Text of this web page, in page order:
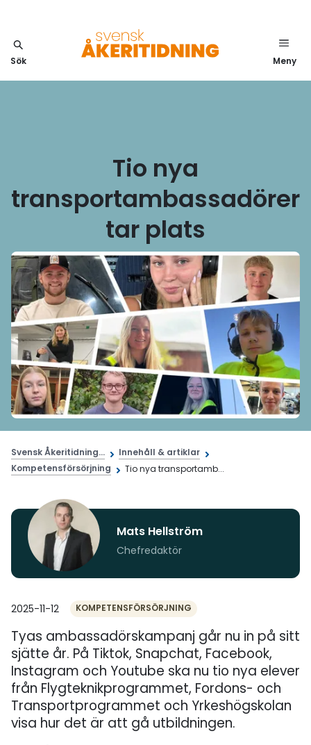
Sök Meny
Tio nya
transportambassadörer
tar plats
Svensk Åkeritidning...
Innehåll & artiklar
Kompetensförsörjning
Tio nya transportamb...
Mats Hellström
Chefredaktör
2025-11-12 KOMPETENSFÖRSÖRJNING
Tyas ambassadörskampanj går nu in på sitt
sjätte år. På Tiktok, Snapchat, Facebook,
Instagram och Youtube ska nu tio nya elever
från Flygteknikprogrammet, Fordons- och
Transportprogrammet och Yrkeshögskolan
visa hur det är att gå utbildningen.